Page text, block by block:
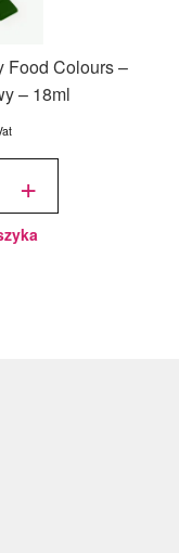
Food Colours –
– 18ml
+